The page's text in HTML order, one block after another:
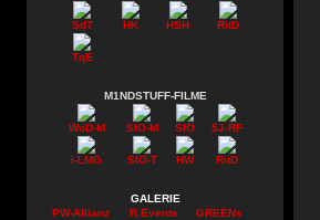
SdT HK HSH RitD
TqE
M1NDSTUFF-FILME
WoD-M SIO-M SIO 5J-RF
i-LMG SIO-T HW RitD
GALERIE
PW-Allianz
R.Events
GREENs